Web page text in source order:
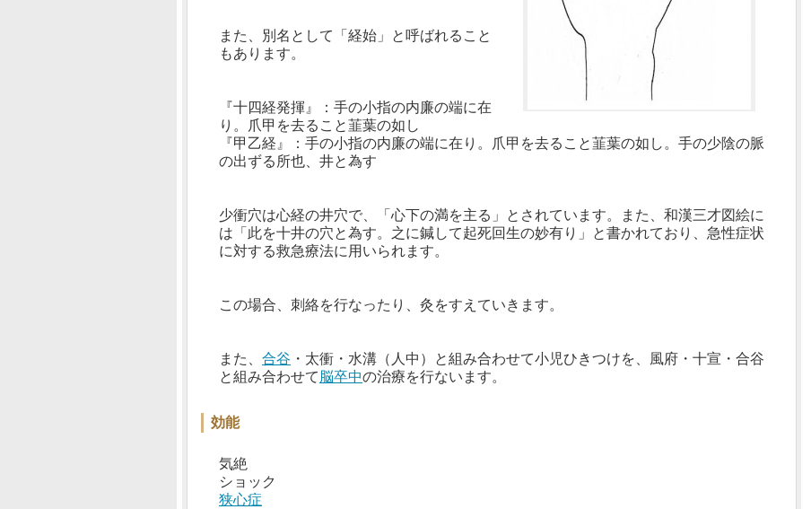
また、別名として「経始」と呼ばれること
もあります。
『十四経発揮』：手の小指の内廉の端に在
り。爪甲を去ること韮葉の如し
『甲乙経』：手の小指の内廉の端に在り。爪甲を去ること韮葉の如し。手の少陰の脈
の出ずる所也、井と為す
少衝穴は心経の井穴で、「心下の満を主る」とされています。また、和漢三才図絵に
は「此を十井の穴と為す。之に鍼して起死回生の妙有り」と書かれており、急性症状
に対する救急療法に用いられます。
この場合、刺絡を行なったり、灸をすえていきます。
また、 合谷 ・太衝・水溝（人中）と組み合わせて小児ひきつけを、風府・十宣・合谷
と組み合わせて 脳卒中の治療を行ないます。
効能
気絶
ショック
狭心症